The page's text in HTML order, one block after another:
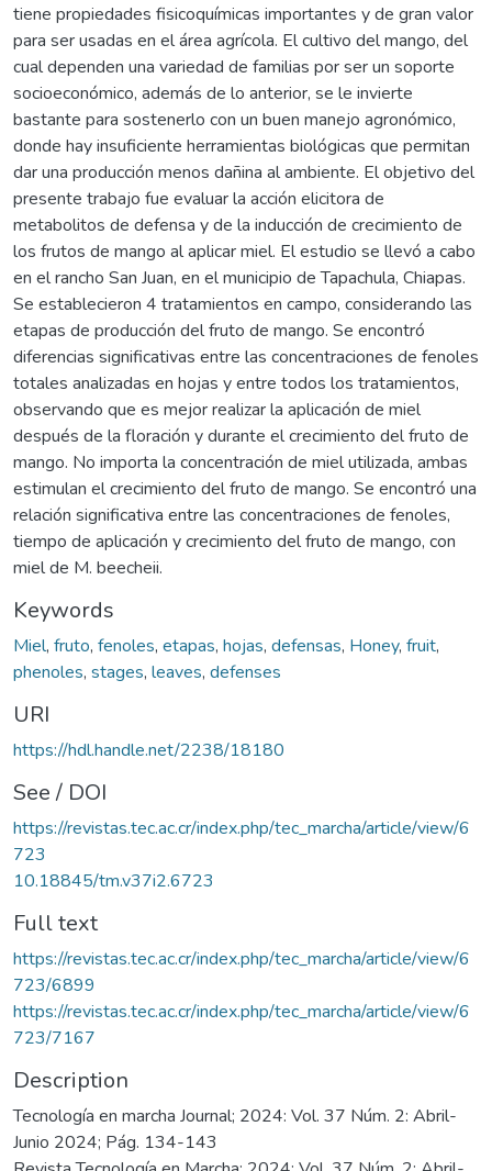
tiene propiedades fisicoquímicas importantes y de gran valor
para ser usadas en el área agrícola. El cultivo del mango, del
cual dependen una variedad de familias por ser un soporte
socioeconómico, además de lo anterior, se le invierte
bastante para sostenerlo con un buen manejo agronómico,
donde hay insuficiente herramientas biológicas que permitan
dar una producción menos dañina al ambiente. El objetivo del
presente trabajo fue evaluar la acción elicitora de
metabolitos de defensa y de la inducción de crecimiento de
los frutos de mango al aplicar miel. El estudio se llevó a cabo
en el rancho San Juan, en el municipio de Tapachula, Chiapas.
Se establecieron 4 tratamientos en campo, considerando las
etapas de producción del fruto de mango. Se encontró
diferencias significativas entre las concentraciones de fenoles
totales analizadas en hojas y entre todos los tratamientos,
observando que es mejor realizar la aplicación de miel
después de la floración y durante el crecimiento del fruto de
mango. No importa la concentración de miel utilizada, ambas
estimulan el crecimiento del fruto de mango. Se encontró una
relación significativa entre las concentraciones de fenoles,
tiempo de aplicación y crecimiento del fruto de mango, con
miel de M. beecheii.
Keywords
Miel, fruto, fenoles, etapas, hojas, defensas, Honey, fruit,
phenoles, stages, leaves, defenses
URI
https://hdl.handle.net/2238/18180
See / DOI
https://revistas.tec.ac.cr/index.php/tec_marcha/article/view/6
723
10.18845/tm.v37i2.6723
Full text
https://revistas.tec.ac.cr/index.php/tec_marcha/article/view/6
723/6899
https://revistas.tec.ac.cr/index.php/tec_marcha/article/view/6
723/7167
Description
Tecnología en marcha Journal; 2024: Vol. 37 Núm. 2: Abril-
Junio 2024; Pág. 134-143